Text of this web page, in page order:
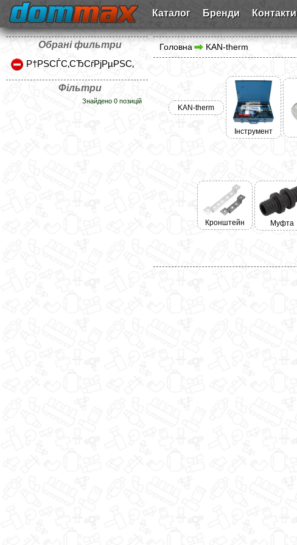
Каталог Бренди Контакти
Обрані фильтри
Р†РЅСЃС‚СЂСѓРјРµРЅС‚
Фільтри
Знайдено 0 позицій
Головна KAN-therm
KAN-therm
Інструмент
Кронштейн Муфта